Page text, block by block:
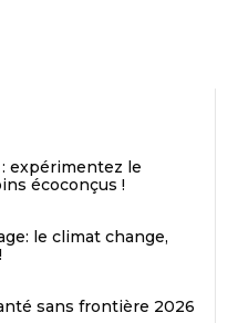
expérimentez le
écoconçus !
le climat change,
sans frontière 2026